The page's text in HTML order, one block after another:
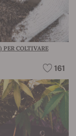
PER COLTIVARE
161